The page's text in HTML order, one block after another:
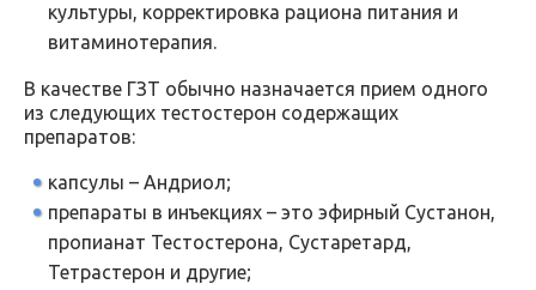
культуры, корректировка рациона питания и
витаминотерапия.
В качестве ГЗТ обычно назначается прием одного
из следующих тестостерон содержащих
препаратов:
капсулы – Андриол;
препараты в инъекциях – это эфирный Сустанон,
пропианат Тестостерона, Сустаретард,
Тетрастерон и другие;